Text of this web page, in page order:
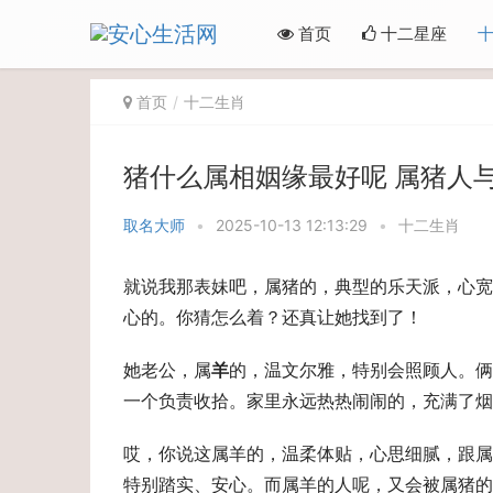
首页 十二星座
首页 十二生肖
猪什么属相姻缘最好呢 属猪人
取名大师 • 2025-10-13 12:13:29 • 十二生肖
就说我那表妹吧，属猪的，典型的乐天派，心
心的。你猜怎么着？还真让她找到了！
她老公，属羊的，温文尔雅，特别会照顾人。
一个负责收拾。家里永远热热闹闹的，充满了
哎，你说这属羊的，温柔体贴，心思细腻，跟
特别踏实、安心。而属羊的人呢，又会被属猪